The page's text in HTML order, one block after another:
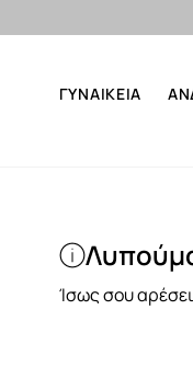
ΓΥΝΑΙΚΕΙΑ
Ίσως σου